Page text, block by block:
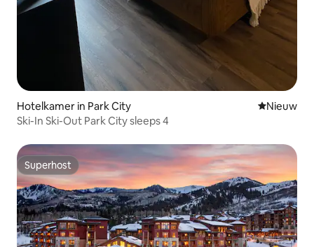
Hotelkamer in Park City Nieuwe
Nieuw
Ski-In Ski-Out Park City sleeps 4
Superhost
Superhost